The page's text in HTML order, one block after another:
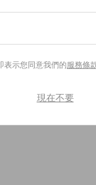
表示您同意我們的服務條
現在不要